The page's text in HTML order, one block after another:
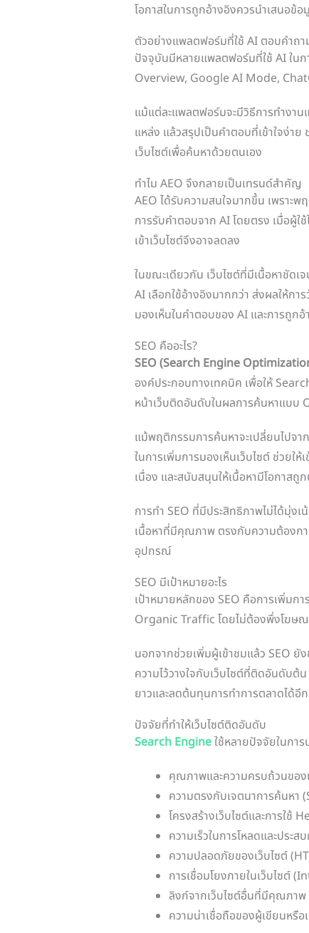
โอกาสในการถูกอ้างอิงควรนำเสนอข้
ตัวอย่างแพลตฟอร์มที่ใช้ AI ตอบคำถา
ปัจจุบันมีหลายแพลตฟอร์มที่ใช้ AI ใน
Overview, Google AI Mode,
แม้แต่ละแพลตฟอร์มจะมีวิธีการทำงา
แหล่ง แล้วสรุปเป็นคำตอบที่เข้าใจง่าย
เว็บไซต์เพื่อค้นหาด้วยตนเอง
ทำไม AEO จึงกลายเป็นเทรนด์สำคัญ
AEO ได้รับความสนใจมากขึ้น เพราะ
การรับคำตอบจาก AI โดยตรง เมื่อผู้
เข้าเว็บไซต์จึงอาจลดลง
ในขณะเดียวกัน เว็บไซต์ที่มีเนื้อหาชัดเ
AI เลือกใช้อ้างอิงมากกว่า ส่งผลให้ก
มองเห็นในคำตอบของ AI และการถูก
SEO คืออะไร?
SEO (Search Engine
องค์ประกอบทางเทคนิค เพื่อให้
หน้าเว็บติดอันดับในผลการค้นหาแบบ
แม้พฤติกรรมการค้นหาจะเปลี่ยนไปจ
ในการเพิ่มการมองเห็นเว็บไซต์ ช่วยใ
เนื่อง และสนับสนุนให้เนื้อหามีโอกาสถู
การทำ SEO ที่มีประสิทธิภาพไม่ได้มุ่ง
เนื้อหาที่มีคุณภาพ ตรงกับความต้องก
อุปกรณ์
SEO มีเป้าหมายอะไร
เป้าหมายหลักของ SEO คือการเพิ่มก
Organic Traffic โดยไม่ต้องพึ่งโฆษณ
นอกจากช่วยเพิ่มผู้เข้าชมแล้ว SEO ยั
ความไว้วางใจกับเว็บไซต์ที่ติดอันดับต้
ยาวและลดต้นทุนการทำการตลาดได้อี
ปัจจัยที่ทำให้เว็บไซต์ติดอันดับ
Search Engineใช้หลายปัจจัยในกา
คุณภาพและความครบถ้วนของ
ความตรงกับเจตนาการค้นหา
โครงสร้างเว็บไซต์และการใช้
ความเร็วในการโหลดและประ
ความปลอดภัยของเว็บไซต์
การเชื่อมโยงภายในเว็บไซต์
ลิงก์จากเว็บไซต์อื่นที่มีคุณภา
ความน่าเชื่อถือของผู้เขียนหรื